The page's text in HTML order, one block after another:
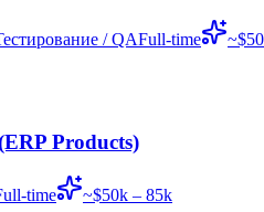
/ QAFull-time
Products)
time
~$50k – 85k